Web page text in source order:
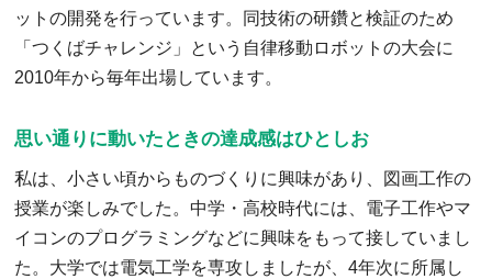
ットの開発を行っています。同技術の研鑽と検証のため
「つくばチャレンジ」という自律移動ロボットの大会に
2010年から毎年出場しています。
思い通りに動いたときの達成感はひとしお
私は、小さい頃からものづくりに興味があり、図画工作の
授業が楽しみでした。中学・高校時代には、電子工作やマ
イコンのプログラミングなどに興味をもって接していまし
た。大学では電気工学を専攻しましたが、4年次に所属し